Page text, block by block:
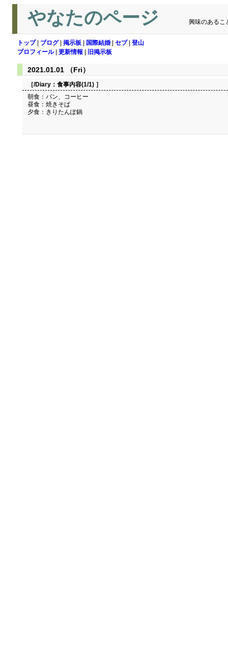
やなたのページ 興味のあるこ
トップ| ブログ| 掲示板 国際結婚 セブ| 登山
プロフィール| 更新情報 旧掲示板
2021.01.01 （Fri）
［/Diary： 食事内容(1/1) ］
朝食：パン、コーヒー
昼食：焼きそば
夕食：きりたんぽ鍋